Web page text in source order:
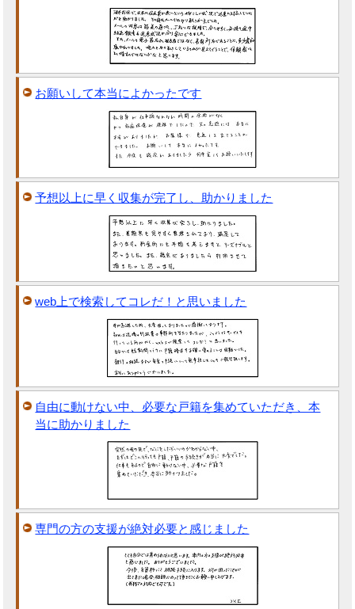
お願いして本当によかったです
予想以上に早く収集が完了し、助かりました
web上で検索してコレだ！と思いました
自由に動けない中、必要な戸籍を集めていただき、本
当に助かりました
専門の方の支援が絶対必要と感じました